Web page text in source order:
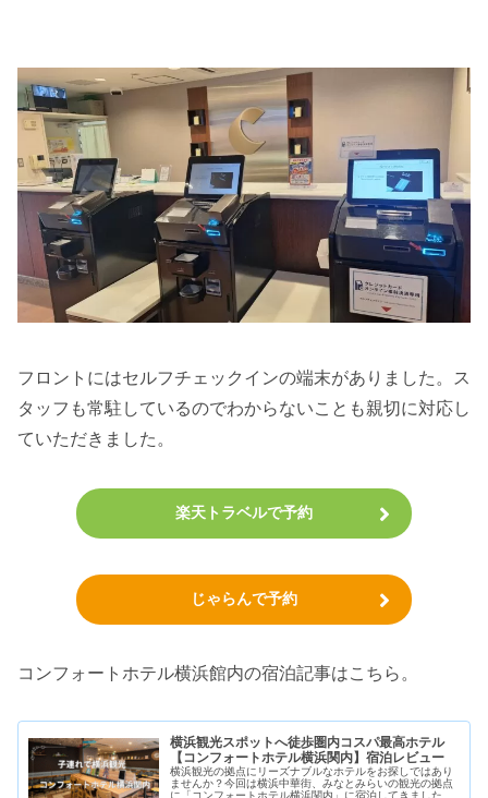
フロントにはセルフチェックインの端末がありました。ス
タッフも常駐しているのでわからないことも親切に対応し
ていただきました。
楽天トラベルで予約
じゃらんで予約
コンフォートホテル横浜館内の宿泊記事はこちら。
横浜観光スポットへ徒歩圏内コスパ最高ホテル
【コンフォートホテル横浜関内】宿泊レビュー
横浜観光の拠点にリーズナブルなホテルをお探しではあり
ませんか？今回は横浜中華街、みなとみらいの観光の拠点
に「コンフォートホテル横浜関内」に宿泊してきました。